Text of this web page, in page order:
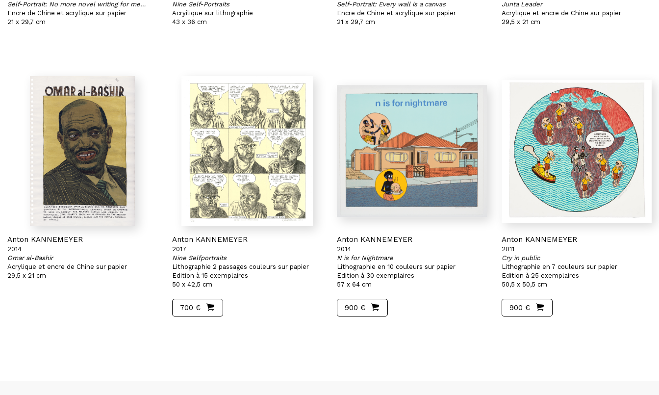
Self-Portrait: No more novel writing for me…
Encre de Chine et acrylique sur papier
21 x 29,7 cm
Nine Self-Portraits
Acryilique sur lithographie
43 x 36 cm
Self-Portrait: Every wall is a canvas
Encre de Chine et acrylique sur papier
21 x 29,7 cm
Junta Leader
Acrylique et encre de Chine sur papier
29,5 x 21 cm
Anton KANNEMEYER
2014
Omar al-Bashir
Acrylique et encre de Chine sur papier
29,5 x 21 cm
Anton KANNEMEYER
2017
Nine Selfportraits
Lithographie 2 passages couleurs sur papier
Edition à 15 exemplaires
50 x 42,5 cm
700 €
Anton KANNEMEYER
2014
N is for Nightmare
Lithographie en 10 couleurs sur papier
Edition à 30 exemplaires
57 x 64 cm
900 €
Anton KANNEMEYER
2011
Cry in public
Lithographie en 7 couleurs sur papier
Edition à 25 exemplaires
50,5 x 50,5 cm
900 €